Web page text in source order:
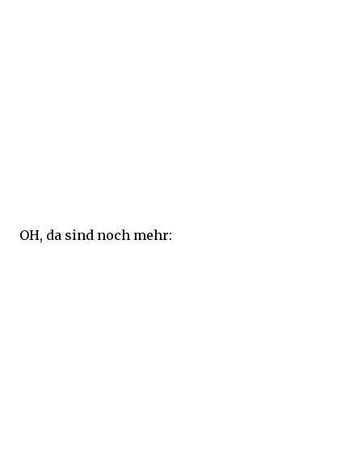
OH, da sind noch mehr: